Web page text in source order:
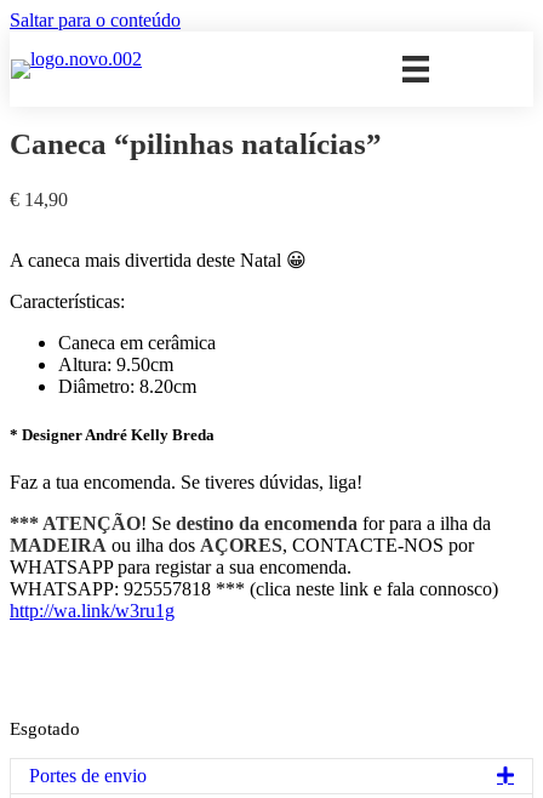
Saltar para o conteúdo
Caneca “pilinhas natalícias”
€ 14,90
A caneca mais divertida deste Natal 😀
Características:
Caneca em cerâmica
Altura: 9.50cm
Diâmetro: 8.20cm
* Designer André Kelly Breda
Faz a tua encomenda. Se tiveres dúvidas, liga!
*** ATENÇÃO! Se destino da encomenda for para a ilha da
MADEIRA ou ilha dos AÇORES, CONTACTE-NOS por
WHATSAPP para registar a sua encomenda.
WHATSAPP: 925557818 *** (clica neste link e fala connosco)
http://wa.link/w3ru1g
Esgotado
Portes de envio